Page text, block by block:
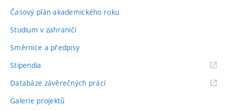
Časový plán akademického roku
Studium v zahraničí
Směrnice a předpisy
Stipendia
Databáze závěrečných prácí
Galerie projektů